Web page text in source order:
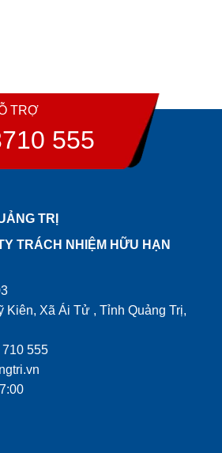
TRỢ
555
TRỊ
TRÁCH NHIỆM HỮU HẠN
Kiên, Xã Ái Tử , Tỉnh Quảng Trị,
555